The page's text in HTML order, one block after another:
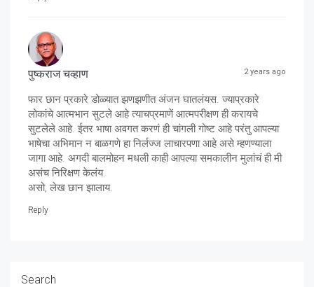
पुष्कराज चव्हाण 2 years ago
फार छान प्रकारे डोळ्यात झणझणीत अंजन घातलंयस. ज्याप्रकारे
लोकांचे आत्मभान सुटले आहे त्याचप्रमाणें आत्मपरीक्षण ही करायचे
सुटलेले आहे. ईतर भाषा अवगत करणं ही चांगली गोष्ट आहे परंतु आपल्या
भाषेचा अभिमान न बाळगणे हा निर्लज्ज लाचारपणा आहे असे म्हणण्याला
जागा आहे. अगदी बालमोहन मधली काही आपल्या समकालीन मुलांचं ही मी
असंच निरिक्षण केलंय.
असो, लेख छान झालाय.
Reply
Search